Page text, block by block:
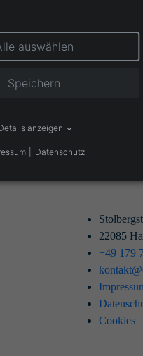
22085
+49 179
Cookies
auswählen
Speichern
anzeigen
Datenschutz